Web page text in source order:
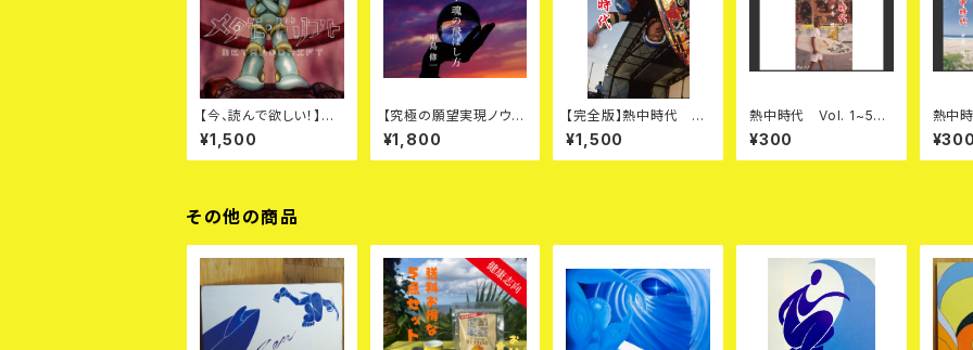
【今、読んで欲しい！】メ
タモ・ドリフト PDF本
¥1,500
【究極の願望実現ノウハ
ウ】真・魂の飛ばし方 P
DF本
¥1,800
【完全版】熱中時代 Vo
l. 1~25 PDF本
¥1,500
熱中時代 Vol. 1~5
PDF本
¥300
熱中
PDF
その他の商品